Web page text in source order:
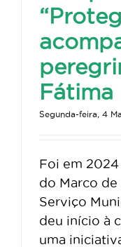
Fátima
Segunda-feira, 4
Foi em 2024
do Marco de
Serviço
deu início à
uma